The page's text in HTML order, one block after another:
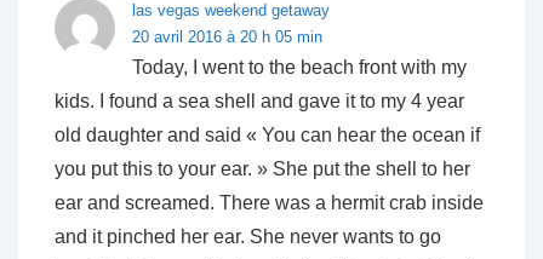
las vegas weekend getaway
20 avril 2016 à 20 h 05 min
Today, I went to the beach front with my
kids. I found a sea shell and gave it to my 4 year
old daughter and said « You can hear the ocean if
you put this to your ear. » She put the shell to her
ear and screamed. There was a hermit crab inside
and it pinched her ear. She never wants to go